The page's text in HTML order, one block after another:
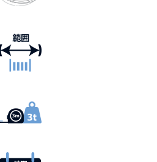
利点、お客様